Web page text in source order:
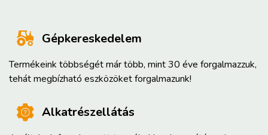
Gépkereskedelem
Termékeink többségét már több, mint 30 éve forgalmazzuk,
tehát megbízható eszközöket forgalmazunk!
Alkatrészellátás